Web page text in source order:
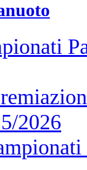
2026